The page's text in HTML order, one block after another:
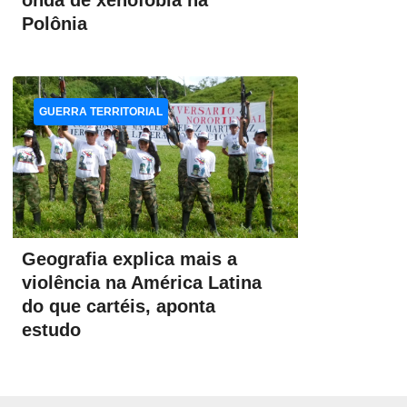
Polônia
Geografia explica mais a
violência na América Latina
do que cartéis, aponta
estudo
GUERRA TERRITORIAL